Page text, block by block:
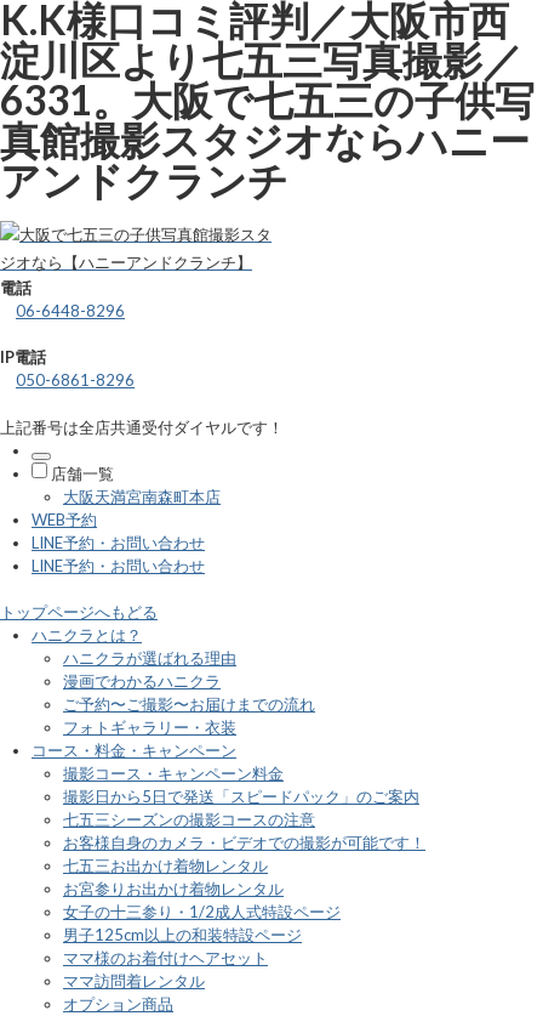
K.K様口コミ評判／大阪市西
淀川区より七五三写真撮影／
6331。大阪で七五三の子供写
真館撮影スタジオならハニー
アンドクランチ
電話
06-6448-8296
IP電話
050-6861-8296
上記番号は全店共通受付ダイヤルです！
店舗一覧
大阪天満宮南森町本店
WEB予約
LINE予約・お問い合わせ
LINE予約・お問い合わせ
トップページへもどる
ハニクラとは？
ハニクラが選ばれる理由
漫画でわかるハニクラ
ご予約〜ご撮影〜お届けまでの流れ
フォトギャラリー・衣装
コース・料金・キャンペーン
撮影コース・キャンペーン料金
撮影日から5日で発送「スピードパック」のご案内
七五三シーズンの撮影コースの注意
お客様自身のカメラ・ビデオでの撮影が可能です！
七五三お出かけ着物レンタル
お宮参りお出かけ着物レンタル
女子の十三参り・1/2成人式特設ページ
男子125cm以上の和装特設ページ
ママ様のお着付けヘアセット
ママ訪問着レンタル
オプション商品